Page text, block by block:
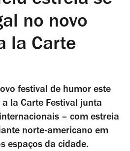
no novo
la Carte
festival de humor este
la Carte Festival junta
– com estreia
norte-americano em
espaços da cidade.